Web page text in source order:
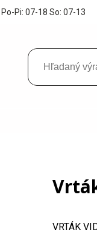
Pi: 07-18 So: 07-13
VRTÁK